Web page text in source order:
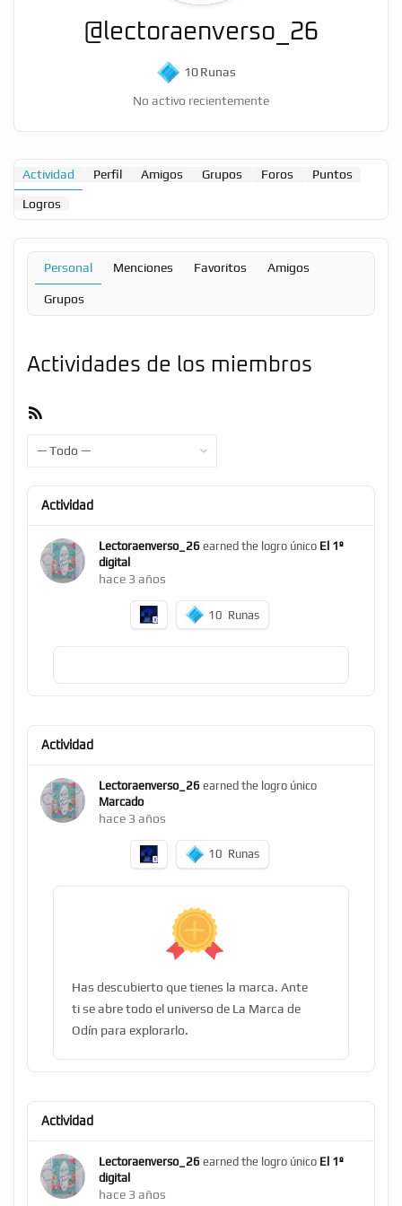
@lectoraenverso_26
10Runas
No activo recientemente
Actividad Perfil Amigos Grupos Foros Puntos
Logros
Personal Menciones Favoritos Amigos
Grupos
Actividades de los miembros
Actividad
Lectoraenverso_26 earned the logro único El 1º
digital
hace 3 años
10 Runas
Actividad
Lectoraenverso_26 earned the logro único
Marcado
hace 3 años
10 Runas
Has descubierto que tienes la marca. Ante
ti se abre todo el universo de La Marca de
Odín para explorarlo.
Actividad
Lectoraenverso_26 earned the logro único El 1º
digital
hace 3 años